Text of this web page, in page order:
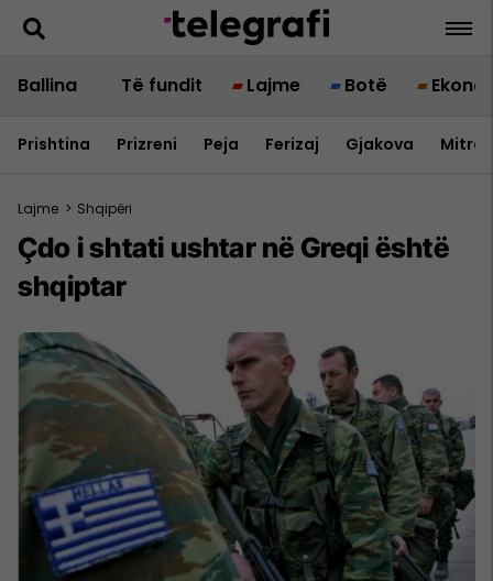
Ballina Të fundit Lajme Botë
Prishtina Prizreni Peja Ferizaj Gjakova
Lajme > Shqipëri
Çdo i shtati ushtar në Greqi është
shqiptar